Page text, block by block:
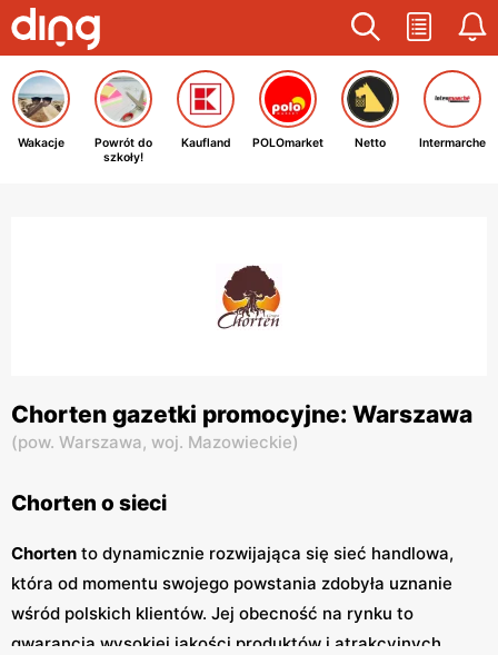
Wakacje
Powrót do
szkoły!
Kaufland POLOmarket Netto Intermarche
Chorten gazetki promocyjne: Warszawa
(pow. Warszawa, woj. Mazowieckie)
Chorten o sieci
Chorten to dynamicznie rozwijająca się sieć handlowa,
która od momentu swojego powstania zdobyła uznanie
wśród polskich klientów. Jej obecność na rynku to
gwarancja wysokiej jakości produktów i atrakcyjnych